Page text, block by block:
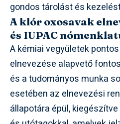
gondos tárolást és
A klór oxosavak
és IUPAC
A kémiai vegyületek
elnevezése alapvető
és a tudományos munka
esetében az elnevezési
állapotára épül,